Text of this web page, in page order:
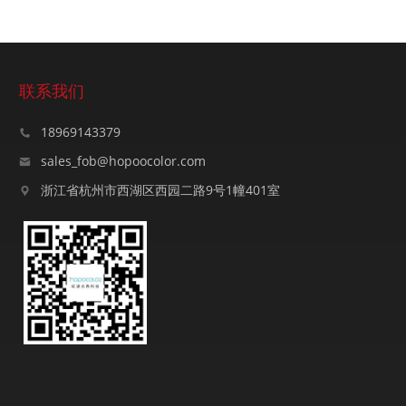
联系我们
18969143379
sales_fob@hopoocolor.com
浙江省杭州市西湖区西园二路9号1幢401室